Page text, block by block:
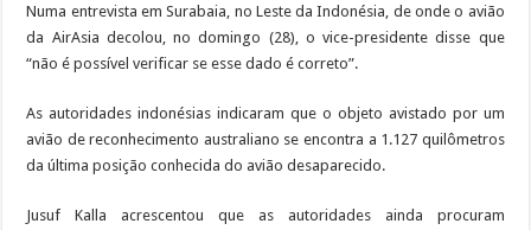
Numa entrevista em Surabaia, no Leste da Indonésia, de onde o avião
da AirAsia decolou, no domingo (28), o vice-presidente disse que
“não é possível verificar se esse dado é correto”.
As autoridades indonésias indicaram que o objeto avistado por um
avião de reconhecimento australiano se encontra a 1.127 quilômetros
da última posição conhecida do avião desaparecido.
Jusuf Kalla acrescentou que as autoridades ainda procuram